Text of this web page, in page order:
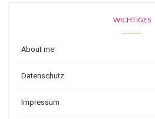
WICHTIGES
About me
Datenschutz
Impressum